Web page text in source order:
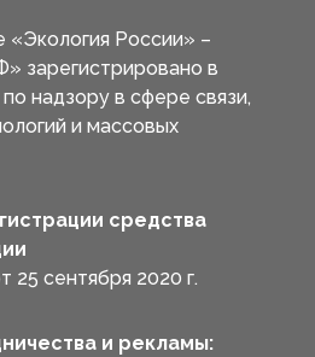
России» –
зарегистрировано в
надзору в сфере связи,
и массовых
средства
сентября 2020 г.
и рекламы: